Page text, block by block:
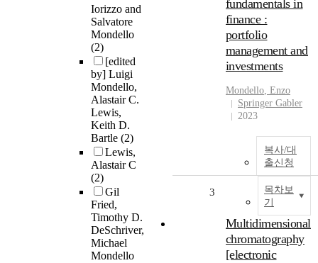
Iorizzo and
Salvatore
Mondello
(2)
[edited
by] Luigi
Mondello,
Alastair C.
Lewis,
Keith D.
Bartle (2)
Lewis,
Alastair C
(2)
Gil
Fried,
Timothy D.
DeSchriver,
Michael
Mondello
fundamentals in
finance :
portfolio
management and
investments
Mondello, Enzo
Springer Gabler
2023
복사/대
출신청
목차보
기
3
Multidimensional
chromatography
[electronic